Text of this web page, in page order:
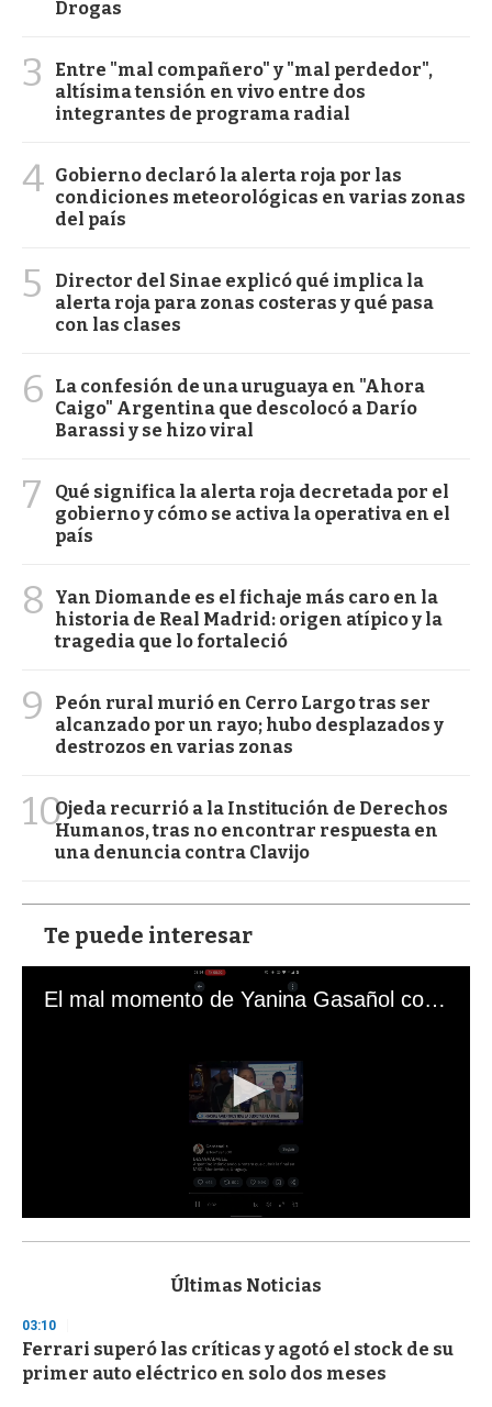
Drogas
3
Entre "mal compañero" y "mal perdedor",
altísima tensión en vivo entre dos
integrantes de programa radial
4 Gobierno declaró la alerta roja por las
condiciones meteorológicas en varias zonas
del país
5
Director del Sinae explicó qué implica la
alerta roja para zonas costeras y qué pasa
con las clases
6
La confesión de una uruguaya en "Ahora
Caigo" Argentina que descolocó a Darío
Barassi y se hizo viral
7
Qué significa la alerta roja decretada por el
gobierno y cómo se activa la operativa en el
país
8
Yan Diomande es el fichaje más caro en la
historia de Real Madrid: origen atípico y la
tragedia que lo fortaleció
9
Peón rural murió en Cerro Largo tras ser
alcanzado por un rayo; hubo desplazados y
destrozos en varias zonas
10Ojeda recurrió a la Institución de Derechos
Humanos, tras no encontrar respuesta en
una denuncia contra Clavijo
Te puede interesar
El mal momento de Yanina Gasañol con un hincha argentino en "Subrayado"
s
d
s
o
f
Últimas Noticias
03:10
Ferrari superó las críticas y agotó el stock de su
primer auto eléctrico en solo dos meses